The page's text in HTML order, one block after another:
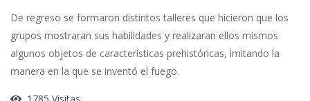
De regreso se formaron distintos talleres que hicieron que los
grupos mostraran sus habilidades y realizaran ellos mismos
algunos objetos de características prehistóricas, imitando la
manera en la que se inventó el fuego.